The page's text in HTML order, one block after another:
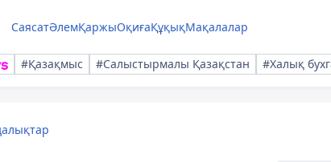
СаясатӘлемҚаржыОқиғаҚұқықМақалалар
#Қазақмыс #Салыстырмалы Қазақстан #Халық